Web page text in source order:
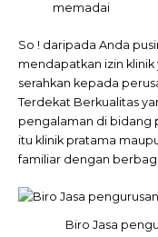
memadai
So ! daripada Anda
mendapatkan izin
serahkan kepada
Terdekat Berkualitas
pengalaman di bidang
itu klinik pratama
familiar dengan
Biro Jasa